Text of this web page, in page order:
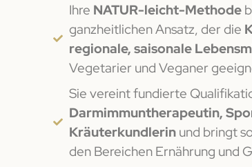
Ihre NATUR-leicht-Methode
ganzheitlichen Ansatz, der die
regionale, saisonale
Vegetarier und Veganer
Sie vereint fundierte
Darmimmuntherapeutin,
Kräuterkundlerinund bringt
den Bereichen Ernährung und